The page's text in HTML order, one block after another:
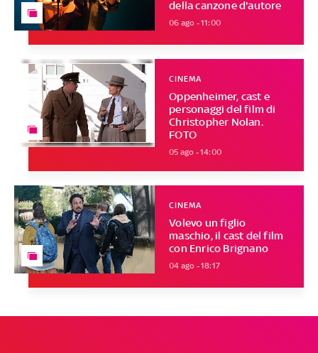
della canzone d'autore
06 ago - 11:00
Oppenheimer, cast e
personaggi del film di
Christopher Nolan.
FOTO
CINEMA
05 ago - 14:00
Volevo un figlio
maschio, il cast del film
con Enrico Brignano
CINEMA
04 ago - 18:17